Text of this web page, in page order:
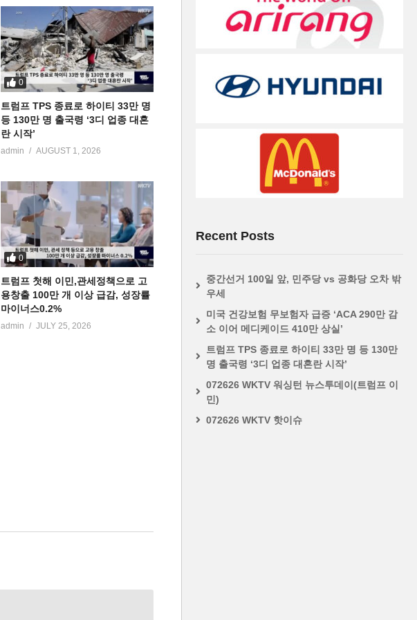
0
트럼프 TPS 종료로 하이티 33만 명
등 130만 명 출국령 ‘3디 업종 대혼
란 시작’
admin AUGUST 1, 2026
0
트럼프 첫해 이민,관세정책으로 고
용창출 100만 개 이상 급감, 성장률
마이너스0.2%
admin JULY 25, 2026
Recent Posts
중간선거 100일 앞, 민주당 vs 공화당 오차 밖
우세
미국 건강보험 무보험자 급증 ‘ACA 290만 감
소 이어 메디케이드 410만 상실’
트럼프 TPS 종료로 하이티 33만 명 등 130만
명 출국령 ‘3디 업종 대혼란 시작’
072626 WKTV 워싱턴 뉴스투데이(트럼프 이
민)
072626 WKTV 핫이슈